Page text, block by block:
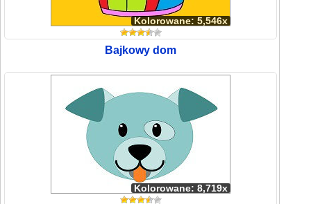
Kolorowane: 5,546x
Bajkowy dom
Kolorowane: 8,719x